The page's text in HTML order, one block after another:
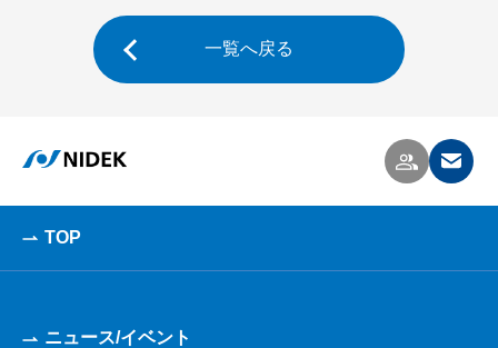
一覧へ戻る
TOP
ニュース/イベント